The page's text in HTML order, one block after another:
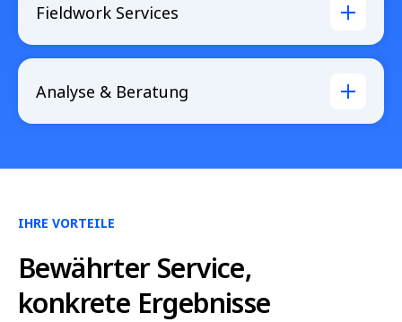
Fieldwork Services
Analyse & Beratung
IHRE VORTEILE
Bewährter Service,
konkrete Ergebnisse